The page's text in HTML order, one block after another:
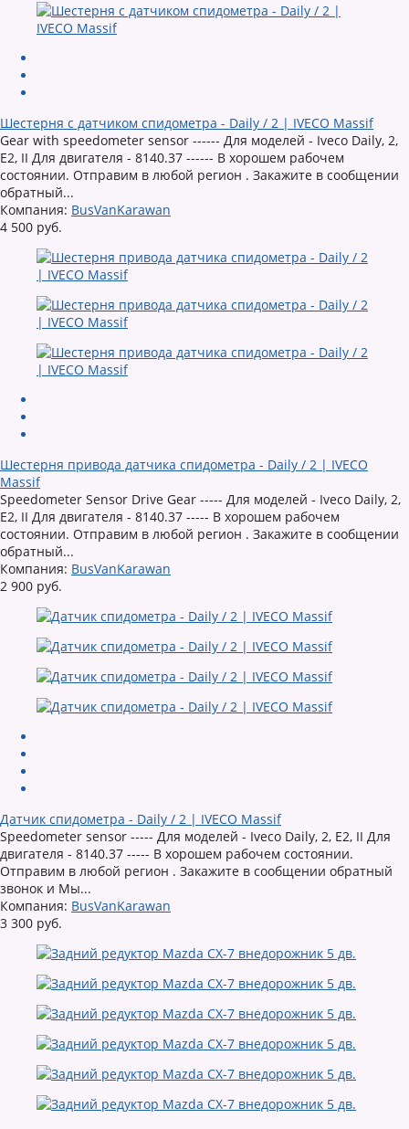
Шестерня с датчиком спидометра - Daily / 2 | IVECO Massif
Gear with speedometer sensor ------ Для моделей - Iveco Daily, 2,
E2, II Для двигателя - 8140.37 ------ В хорошем рабочем
состоянии. Отправим в любой регион . Закажите в сообщении
обратный...
Компания: BusVanKarawan
4 500 руб.
Шестерня привода датчика спидометра - Daily / 2 | IVECO
Massif
Speedometer Sensor Drive Gear ----- Для моделей - Iveco Daily, 2,
E2, II Для двигателя - 8140.37 ----- В хорошем рабочем
состоянии. Отправим в любой регион . Закажите в сообщении
обратный...
Компания: BusVanKarawan
2 900 руб.
Датчик спидометра - Daily / 2 | IVECO Massif
Speedometer sensor ----- Для моделей - Iveco Daily, 2, E2, II Для
двигателя - 8140.37 ----- В хорошем рабочем состоянии.
Отправим в любой регион . Закажите в сообщении обратный
звонок и Мы...
Компания: BusVanKarawan
3 300 руб.